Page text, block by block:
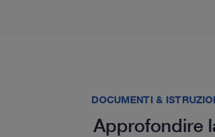
DOCUMENTI &
Approfondire